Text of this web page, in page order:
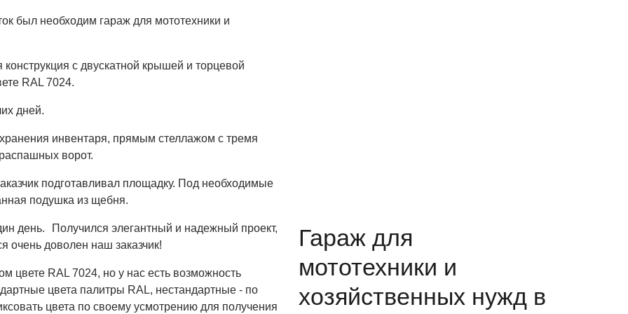
был необходим гараж для мототехники и
с двускатной крышей и торцевой
RAL 7024.
дней.
инвентаря, прямым стеллажом с тремя
ворот.
подготавливал площадку. Под необходимые
подушка из щебня.
день. Получился элегантный и надежный проект,
очень доволен наш заказчик!
цвете RAL 7024, но у нас есть возможность
цвета палитры RAL, нестандартные - по
цвета по своему усмотрению для получения
Гараж для
мототехники и
хозяйственных нужд в